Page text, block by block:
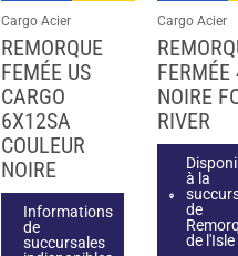
Cargo Acier
REMORQUE
FEMÉE US
CARGO
6X12SA
COULEUR
NOIRE
Informations
de
succursales
Cargo Acier
NOIRE
RIVER
à la
de
de l'Isle